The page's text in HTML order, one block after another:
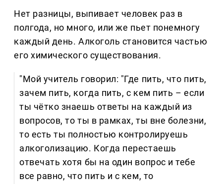
Нет разницы, выпивает человек раз в
полгода, но много, или же пьет понемногу
каждый день. Алкоголь становится частью
его химического существования.
"Мой учитель говорил: "Где пить, что пить,
зачем пить, когда пить, с кем пить – если
ты чётко знаешь ответы на каждый из
вопросов, то ты в рамках, ты вне болезни,
то есть ты полностью контролируешь
алкоголизацию. Когда перестаешь
отвечать хотя бы на один вопрос и тебе
все равно, что пить и с кем, то